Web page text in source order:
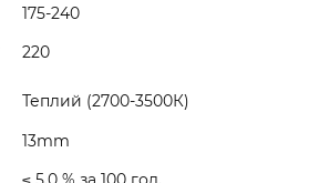
175-240
220
Теплий (2700-3500К)
13mm